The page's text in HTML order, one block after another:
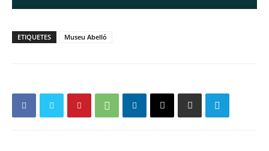
ETIQUETES Museu Abelló